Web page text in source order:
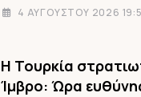
4 ΑΥΓΟΎΣΤΟΥ 2026
Η Τουρκία
Ίμβρο: Ώρα